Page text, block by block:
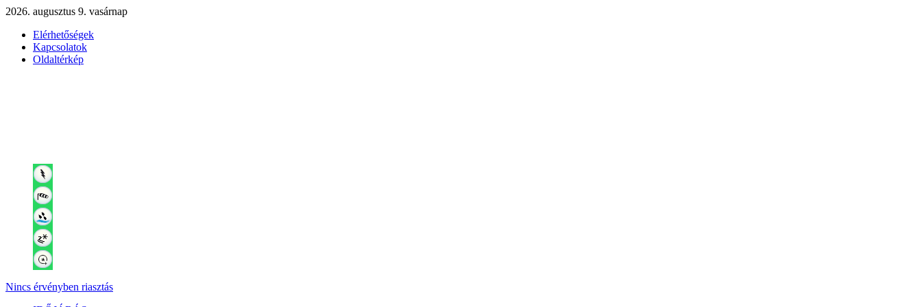
2026. augusztus 9. vasárnap
Elérhetőségek
Kapcsolatok
Oldaltérkép
Nincs érvényben riasztás